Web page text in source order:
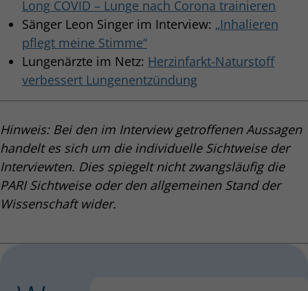
Long COVID – Lunge nach Corona trainieren
Sänger Leon Singer im Interview: „Inhalieren
pflegt meine Stimme“
Lungenärzte im Netz: Herzinfarkt-Naturstoff
verbessert Lungenentzündung
Hinweis: Bei den im Interview getroffenen Aussagen
handelt es sich um die individuelle Sichtweise der
Interviewten. Dies spiegelt nicht zwangsläufig die
PARI Sichtweise oder den allgemeinen Stand der
Wissenschaft wider.